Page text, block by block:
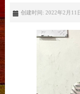
创建时间: 2022年2月11